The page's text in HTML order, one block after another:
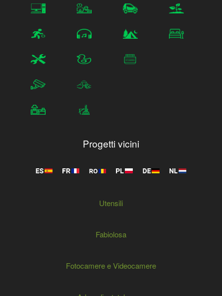
Progetti vicini
Utensili
Fabiolosa
Fotocamere e Videocamere